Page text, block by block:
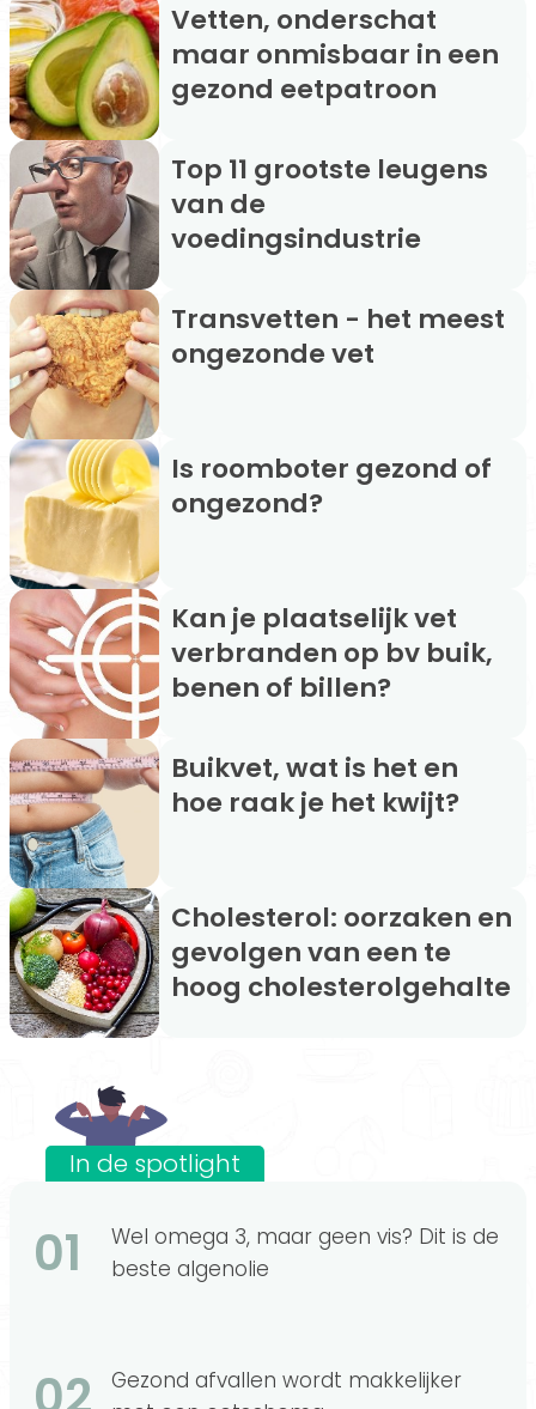
Vetten, onderschat
maar onmisbaar in een
gezond eetpatroon
Top 11 grootste leugens
van de
voedingsindustrie
Transvetten - het meest
ongezonde vet
Is roomboter gezond of
ongezond?
Kan je plaatselijk vet
verbranden op bv buik,
benen of billen?
Buikvet, wat is het en
hoe raak je het kwijt?
Cholesterol: oorzaken en
gevolgen van een te
hoog cholesterolgehalte
In de spotlight
01
Wel omega 3, maar geen vis? Dit is de
beste algenolie
Gezond afvallen wordt makkelijker